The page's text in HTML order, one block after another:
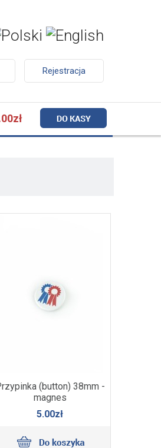
Rejestracja
(button) 38mm -
magnes
5.00zł